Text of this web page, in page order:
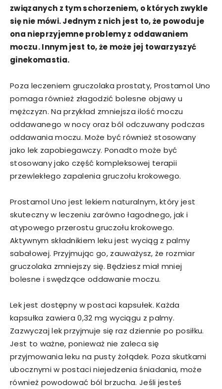
związanych z tym schorzeniem, o których zwykle
się nie mówi. Jednym z nich jest to, że powoduje
ona nieprzyjemne problemy z oddawaniem
moczu. Innym jest to, że może jej towarzyszyć
ginekomastia.
Poza leczeniem gruczolaka prostaty, Prostamol Uno
pomaga również złagodzić bolesne objawy u
mężczyzn. Na przykład zmniejsza ilość moczu
oddawanego w nocy oraz ból odczuwany podczas
oddawania moczu. Może być również stosowany
jako lek zapobiegawczy. Ponadto może być
stosowany jako część kompleksowej terapii
przewlekłego zapalenia gruczołu krokowego.
Prostamol Uno jest lekiem naturalnym, który jest
skuteczny w leczeniu zarówno łagodnego, jak i
atypowego przerostu gruczołu krokowego.
Aktywnym składnikiem leku jest wyciąg z palmy
sabałowej. Przyjmując go, zauważysz, że rozmiar
gruczolaka zmniejszy się. Będziesz miał mniej
bolesne i swędzące oddawanie moczu.
Lek jest dostępny w postaci kapsułek. Każda
kapsułka zawiera 0,32 mg wyciągu z palmy.
Zazwyczaj lek przyjmuje się raz dziennie po posiłku.
Jest to ważne, ponieważ nie zaleca się
przyjmowania leku na pusty żołądek. Poza skutkami
ubocznymi w postaci niejedzenia śniadania, może
również powodować ból brzucha. Jeśli jesteś